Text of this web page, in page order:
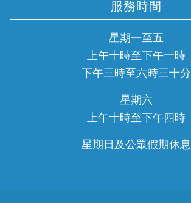
服務時間
星期一至五
上午十時至下午一時
下午三時至六時三十分
星期六
上午十時至下午四時
星期日及公眾假期休息